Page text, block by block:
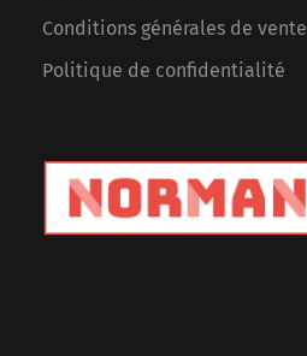
Conditions générales de vente
Politique de confidentialité